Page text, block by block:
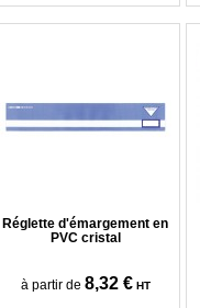
Réglette d'émargement en
PVC cristal
à partir de 8,32 € HT